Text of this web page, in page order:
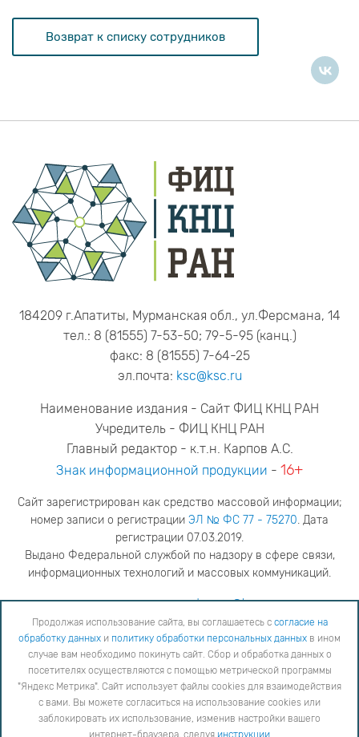
Возврат к списку сотрудников
184209 г.Апатиты, Мурманская обл., ул.Ферсмана, 14
тел.: 8 (81555) 7-53-50; 79-5-95 (канц.)
факс: 8 (81555) 7-64-25
эл.почта: ksc@ksc.ru
Наименование издания - Сайт ФИЦ КНЦ РАН
Учредитель - ФИЦ КНЦ РАН
Главный редактор - к.т.н. Карпов А.С.
Знак информационной продукции - 16+
Сайт зарегистрирован как средство массовой информации;
номер записи о регистрации ЭЛ № ФС 77 - 75270. Дата
регистрации 07.03.2019.
Выдано Федеральной службой по надзору в сфере связи,
информационных технологий и массовых коммуникаций.
адрес редакцииya.stogova@ksc.ru
телефон редакции81555-79-516
Продолжая использование сайта, вы соглашаетесь с согласие на обработку данных
обработки персональных данных
в ином случае вам необходимо покинуть сайт. Сбор и обработка
данных о посетителях осуществляются с помощью метрической программы "Яндекс Метрика".
Сайт использует файлы cookies для взаимодействия с вами. Вы можете согласиться на
использование cookies или заблокировать их использование, изменив настройки вашего интернет-
Продолжая использование сайта, вы соглашаетесь с согласие на
обработку данных и политику обработки персональных данных в ином
случае вам необходимо покинуть сайт. Сбор и обработка данных о
посетителях осуществляются с помощью метрической программы
"Яндекс Метрика". Сайт использует файлы cookies для взаимодействия
с вами. Вы можете согласиться на использование cookies или
заблокировать их использование, изменив настройки вашего
интернет-браузера, следуя инструкции